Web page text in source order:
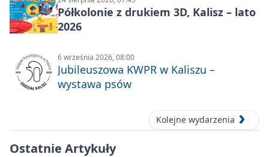
Półkolonie z drukiem 3D, Kalisz – lato
2026
6 września 2026, 08:00
Jubileuszowa KWPR w Kaliszu –
wystawa psów
Kolejne wydarzenia
Ostatnie Artykuły